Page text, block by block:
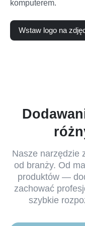
komputerem.
Wstaw logo na
Nasze narzędzie
od branży. Od
produktów —
zachować
szybkie